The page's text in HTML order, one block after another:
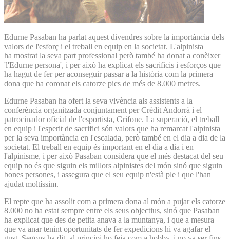
Edurne Pasaban ha parlat aquest divendres sobre la importància dels
valors de l'esforç i el treball en equip en la societat. L'alpinista
ha mostrat la seva part professional però també ha donat a conèixer
'l'Edurne persona', i per això ha explicat els sacrificis i esforços que
ha hagut de fer per aconseguir passar a la història com la primera
dona que ha coronat els catorze pics de més de 8.000 metres.
Edurne Pasaban ha ofert la seva vivència als assistents a la
conferència organitzada conjuntament per Crèdit Andorrà i el
patrocinador oficial de l'esportista, Grifone. La superació, el treball
en equip i l'esperit de sacrifici són valors que ha remarcat l'alpinista
per la seva importància en l'escalada, però també en el dia a dia de la
societat. El treball en equip és important en el dia a dia i en
l'alpinisme, i per això Pasaban considera que el més destacat del seu
equip no és que siguin els millors alpinistes del món sinó que siguin
bones persones, i assegura que el seu equip n'està ple i que l'han
ajudat moltíssim.
El repte que ha assolit com a primera dona al món a pujar els catorze
8.000 no ha estat sempre entre els seus objectius, sinó que Pasaban
ha explicat que des de petita anava a la muntanya, i que a mesura
que va anar tenint oportunitats de fer expedicions hi va agafar el